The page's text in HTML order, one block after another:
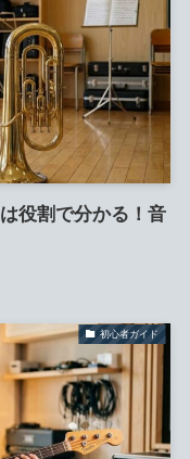
役割で分かる！音
初心者ガイド